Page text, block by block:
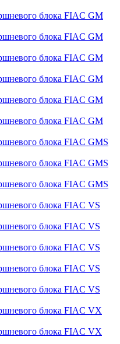
блока FIAC GM
блока FIAC GM
блока FIAC GM
блока FIAC GM
блока FIAC GM
блока FIAC GM
блока FIAC GMS
блока FIAC GMS
блока FIAC GMS
блока FIAC VS
блока FIAC VS
блока FIAC VS
блока FIAC VS
блока FIAC VS
блока FIAC VX
блока FIAC VX